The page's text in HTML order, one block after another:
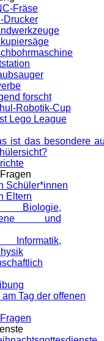
Fräse
Drucker
forscht
Robotik-Cup
Lego League
ist das besondere
Schüler*innen
Eltern
und
Tag der offenen